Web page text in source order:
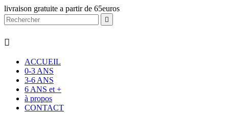
livraison gratuite a partir de 65euros


ACCUEIL
0-3 ANS
3-6 ANS
6 ANS et +
à propos
CONTACT